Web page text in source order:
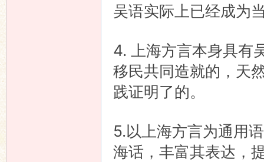
吴语实际上已经成为
4. 上海方言本身具有
移民共同造就的，天
践证明了的。
5.以上海方言为通用
海话，丰富其表达，